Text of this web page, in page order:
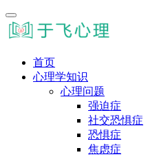
首页
心理学知识
心理问题
强迫症
社交恐惧症
恐惧症
焦虑症